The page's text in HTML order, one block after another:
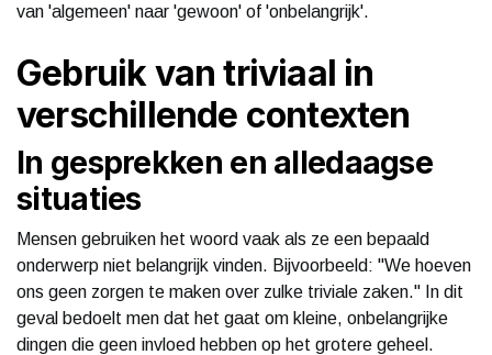
van 'algemeen' naar 'gewoon' of 'onbelangrijk'.
Gebruik van triviaal in
verschillende contexten
In gesprekken en alledaagse
situaties
Mensen gebruiken het woord vaak als ze een bepaald
onderwerp niet belangrijk vinden. Bijvoorbeeld: "We hoeven
ons geen zorgen te maken over zulke triviale zaken." In dit
geval bedoelt men dat het gaat om kleine, onbelangrijke
dingen die geen invloed hebben op het grotere geheel.